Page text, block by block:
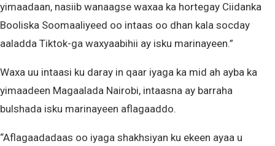
yimaadaan, nasiib wanaagse waxaa ka hortegay Ciidanka
Booliska Soomaaliyeed oo intaas oo dhan kala socday
aaladda Tiktok-ga waxyaabihii ay isku marinayeen.”
Waxa uu intaasi ku daray in qaar iyaga ka mid ah ayba ka
yimaadeen Magaalada Nairobi, intaasna ay barraha
bulshada isku marinayeen aflagaaddo.
“Aflagaadadaas oo iyaga shakhsiyan ku ekeen ayaa u